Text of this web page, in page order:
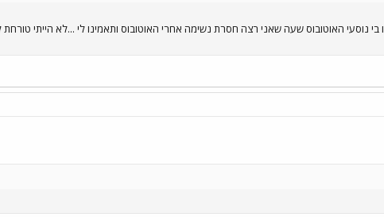
של 56 ב"שידור חי" או אז צפו בי נוסעי האוטובוס שעה שאני רצה חסרת נשימה אחרי האוטובוס ותאמינו לי ...לא